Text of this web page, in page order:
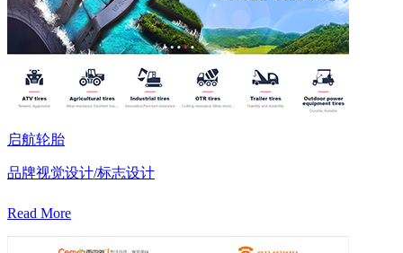
启航轮胎
品牌视觉设计/标志设计
Read More